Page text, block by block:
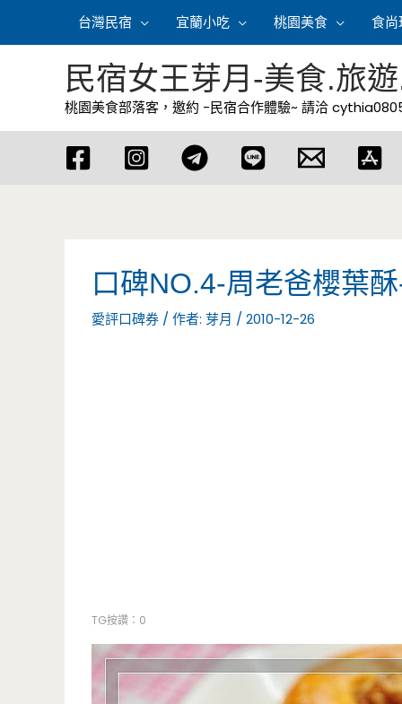
容
台灣民宿 宜蘭小吃 桃園美食 食尚
民宿女王芽月-美食.旅
桃園美食部落客，邀約 -民宿合作體驗~ 請洽
口碑NO.4-周老爸櫻葉
愛評口碑券 / 作者: 芽月 / 2010-12-26
TG按讚：0